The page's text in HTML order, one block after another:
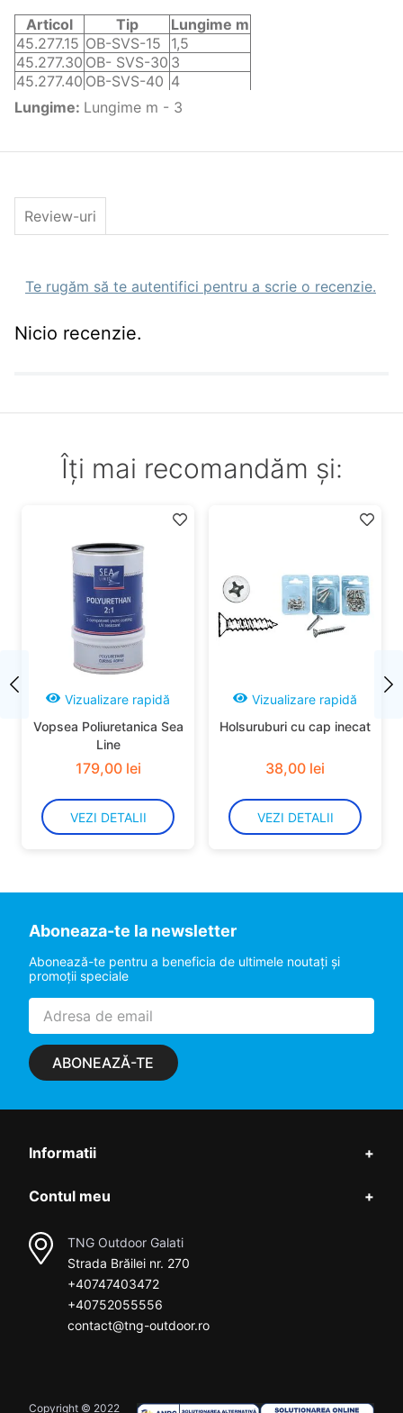
Articol
Tip
Lungime m
45.277.15 OB-SVS-15
1,5
45.277.30 OB- SVS-30 3
45.277.40 OB-SVS-40 4
Lungime: Lungime m - 3
Review-uri
Te rugăm să te autentifici pentru a scrie o recenzie.
Nicio recenzie.
Îți mai recomandăm și:
Vizualizare rapidă
Vopsea Poliuretanica Sea
Line
179,00 lei
VEZI DETALII
Vizualizare rapidă
Holsuruburi cu cap inecat
38,00 lei
VEZI DETALII
Aboneaza-te la newsletter
Abonează-te pentru a beneficia de ultimele noutaţi şi
promoţii speciale
ABONEAZĂ-TE
Informatii +
Contul meu +
TNG Outdoor Galati
Strada Brăilei nr. 270
+40747403472
+40752055556
contact@tng-outdoor.ro
Copyright © 2022